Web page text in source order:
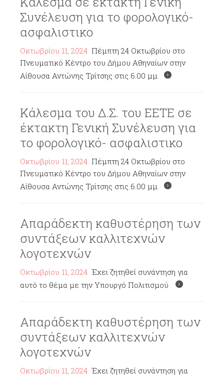
Συνέλευση για το φορολογικό-
ασφαλιστικο
Οκτωβρίου 11, 2024 Πέμπτη 24 Οκτωβρίου στο
Πνευματικό Κέντρο του Δήμου Αθηναίων στην
Αίθουσα Αντώνης Τρίτσης στις 6.00 μμ.
Κάλεσμα του Δ.Σ. του ΕΕΤΕ σε
έκτακτη Γενική Συνέλευση για
το φορολογικό- ασφαλιστικο
Οκτωβρίου 11, 2024 Πέμπτη 24 Οκτωβρίου στο
Πνευματικό Κέντρο του Δήμου Αθηναίων στην
Αίθουσα Αντώνης Τρίτσης στις 6.00 μμ.
Απαράδεκτη καθυστέρηση των
συντάξεων καλλιτεχνών
λογοτεχνών
Οκτωβρίου 11, 2024 Έχει ζητηθεί συνάντηση για
αυτό το θέμα με την Υπουργό Πολιτισμού
Απαράδεκτη καθυστέρηση των
συντάξεων καλλιτεχνών
λογοτεχνών
Οκτωβρίου 11, 2024 Έχει ζητηθεί συνάντηση για